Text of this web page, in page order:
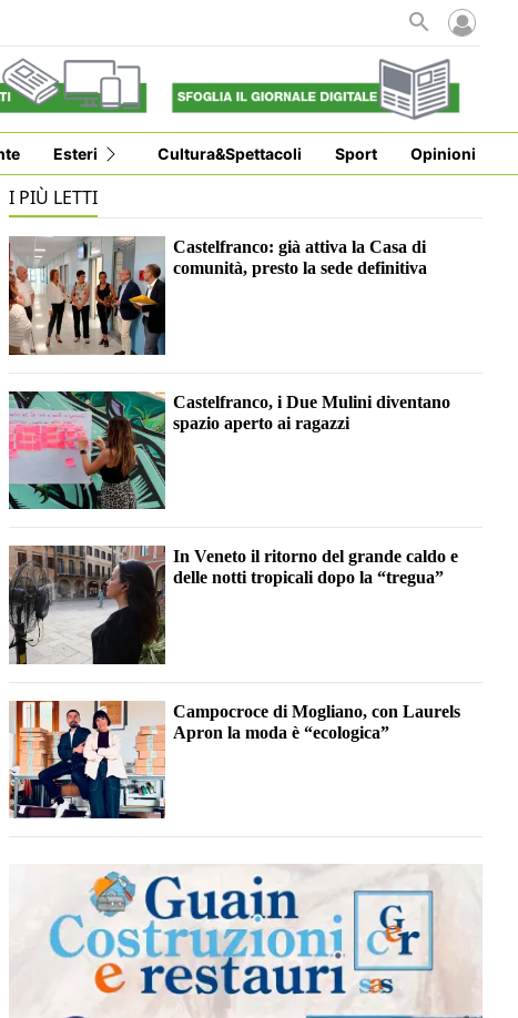
Esteri Cultura&Spettacoli Sport Opinioni
I PIÙ LETTI
Castelfranco: già attiva la Casa di
comunità, presto la sede definitiva
Castelfranco, i Due Mulini diventano
spazio aperto ai ragazzi
In Veneto il ritorno del grande caldo e
delle notti tropicali dopo la “tregua”
Campocroce di Mogliano, con Laurels
Apron la moda è “ecologica”